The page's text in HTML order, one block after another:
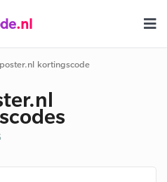
.nl
kortingscode